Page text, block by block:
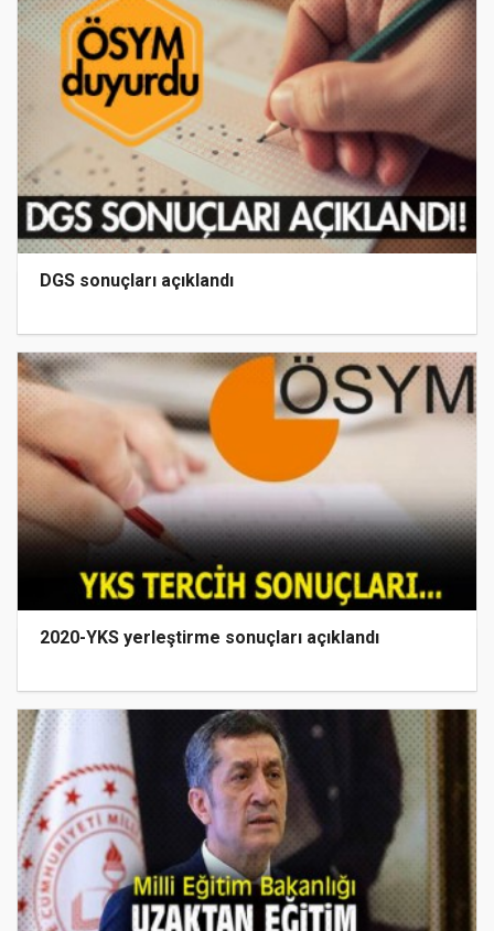
DGS sonuçları açıklandı
2020-YKS yerleştirme sonuçları açıklandı